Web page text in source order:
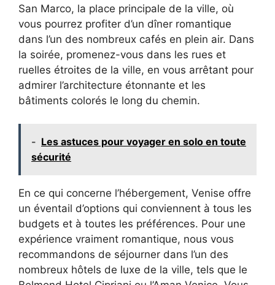
San Marco, la place principale de la ville, où
vous pourrez profiter d’un dîner romantique
dans l’un des nombreux cafés en plein air. Dans
la soirée, promenez-vous dans les rues et
ruelles étroites de la ville, en vous arrêtant pour
admirer l’architecture étonnante et les
bâtiments colorés le long du chemin.
- Les astuces pour voyager en solo en toute
sécurité
En ce qui concerne l’hébergement, Venise offre
un éventail d’options qui conviennent à tous les
budgets et à toutes les préférences. Pour une
expérience vraiment romantique, nous vous
recommandons de séjourner dans l’un des
nombreux hôtels de luxe de la ville, tels que le